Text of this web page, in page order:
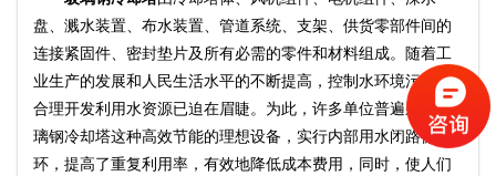
盘、溅水装置、布水装置、管道系统、支架、供货零部件间的
连接紧固件、密封垫片及所有必需的零件和材料组成。随着工
业生产的发展和人民生活水平的不断提高，控制水环境污染，
合理开发利用水资源已迫在眉睫。为此，许多单位普遍采用玻
璃钢冷却塔这种高效节能的理想设备，实行内部用水闭路循
环，提高了重复利用率，有效地降低成本费用，同时，使人们